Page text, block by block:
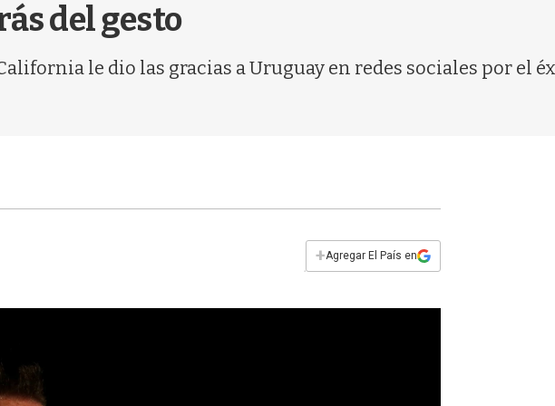
del gesto
le dio las gracias a Uruguay en redes sociales por el
+Agregar El País en